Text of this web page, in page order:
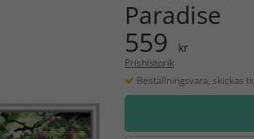
Paradise
559 kr
Prishistorik
Beställningsvara, skickas